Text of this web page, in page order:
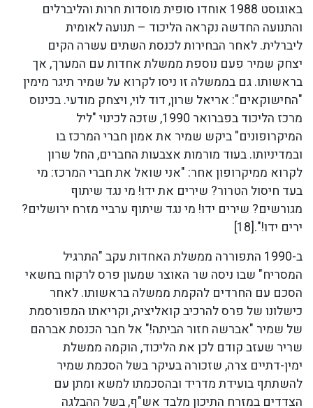
באוגוסט 1988 אוחדו סופית מוסדות חרות והליברלים
והתנועה החדשה נקראה הליכוד – תנועה לאומית
ליברלית. לאחר הבחירות לכנסת השתים עשרה הקים
יצחק שמיר פעם נוספת ממשלת אחדות עם המערך, אך
בראשותו. גם בממשלה זו ניסו לקרוא על שמיר תיגר מימין
"החישוקאים": אריאל שרון, דוד לוי, ויצחק מודעי. בכינוס
מרכז הליכוד בפברואר 1990, שזכה לכינוי "ליל
המיקרופונים" ביקש שמיר את אמון חברי המרכז בו
ובמדיניותו. בעוד מורמות אצבעות החברים, החל שרון
לקרוא ממיקרופון אחר: "אני שואל את חברי המרכז: מי
בעד חיסול הטרור? שירים את ידו! מי נגד שיתוף
מגורשים? שירים ידו! מי נגד שיתוף ערביי מזרח ירושלים?
ירים ידו!".[18]
ב-1990 התפוררה ממשלת האחדות עקב "התרגיל
המסריח" שבו ניסה שר האוצר שמעון פרס לרקוח בחשאי
הסכם עם החרדים להקמת ממשלה בראשותו. לאחר
כישלונו של פרס להרכיב קואליציה, וקריאתו המפורסמת
של שמיר "אברשה חזור הביתה!" אל חבר הכנסת אברהם
שריר שעזב קודם לכן את הליכוד, הוקמה ממשלת
ימין-דתיים צרה, שזכורה בעיקר בשל הסכמת שמיר
להשתתף בועידת מדריד ובהסכמתו למשא ומתן עם
הצדדים במזרח התיכון מלבד אש"ף, בשל ההבלגה